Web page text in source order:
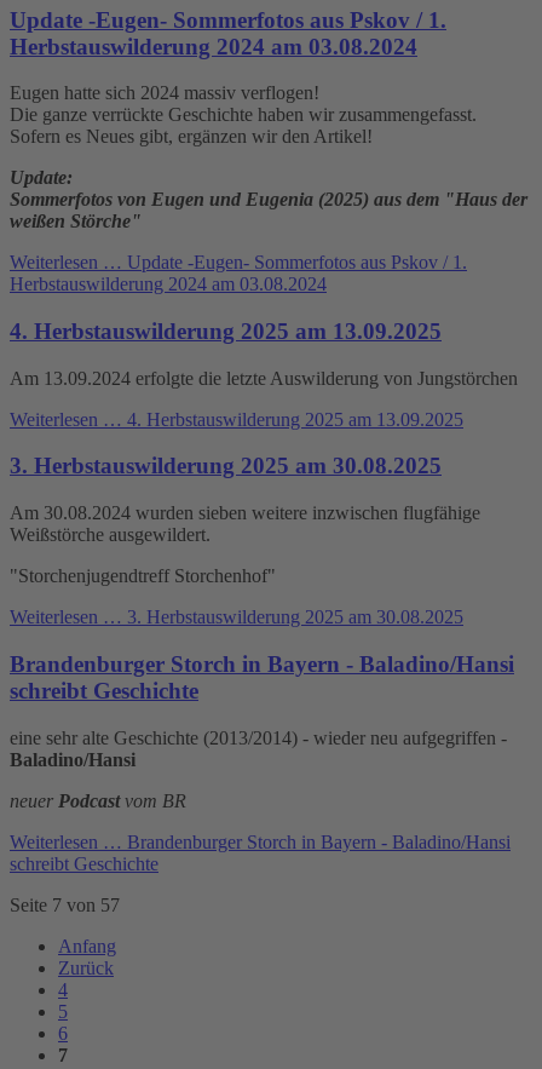
Update -Eugen- Sommerfotos aus Pskov / 1.
Herbstauswilderung 2024 am 03.08.2024
Eugen hatte sich 2024 massiv verflogen!
Die ganze verrückte Geschichte haben wir zusammengefasst.
Sofern es Neues gibt, ergänzen wir den Artikel!
Update:
Sommerfotos von Eugen und Eugenia (2025) aus dem "Haus der
weißen Störche"
Weiterlesen … Update -Eugen- Sommerfotos aus Pskov / 1.
Herbstauswilderung 2024 am 03.08.2024
4. Herbstauswilderung 2025 am 13.09.2025
Am 13.09.2024 erfolgte die letzte Auswilderung von Jungstörchen
Weiterlesen … 4. Herbstauswilderung 2025 am 13.09.2025
3. Herbstauswilderung 2025 am 30.08.2025
Am 30.08.2024 wurden sieben weitere inzwischen flugfähige
Weißstörche ausgewildert.
"Storchenjugendtreff Storchenhof"
Weiterlesen … 3. Herbstauswilderung 2025 am 30.08.2025
Brandenburger Storch in Bayern - Baladino/Hansi
schreibt Geschichte
eine sehr alte Geschichte (2013/2014) - wieder neu aufgegriffen -
Baladino/Hansi
neuer Podcastvom BR
Weiterlesen … Brandenburger Storch in Bayern - Baladino/Hansi
schreibt Geschichte
Seite 7 von 57
Anfang
Zurück
4
5
6
7